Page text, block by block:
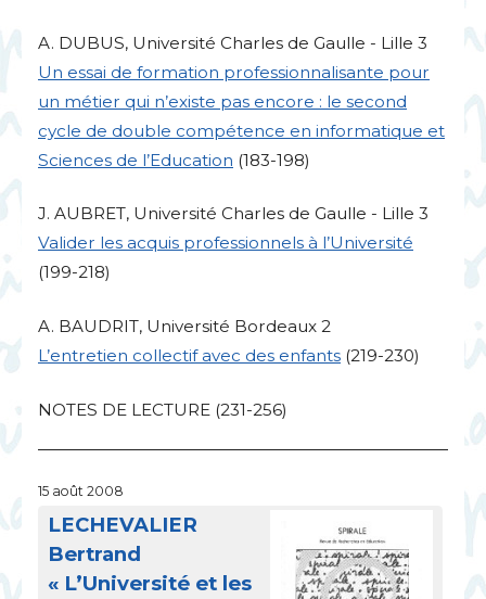
A. DUBUS, Université Charles de Gaulle - Lille 3
Un essai de formation professionnalisante pour
un métier qui n’existe pas encore : le second
cycle de double compétence en informatique et
Sciences de l’Education (183-198)
J. AUBRET, Université Charles de Gaulle - Lille 3
Valider les acquis professionnels à l’Université
(199-218)
A. BAUDRIT, Université Bordeaux 2
L’entretien collectif avec des enfants (219-230)
NOTES DE LECTURE (231-256)
15 août 2008
LECHEVALIER
Bertrand
« L’Université et les